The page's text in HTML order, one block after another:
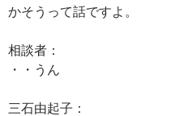
かそうって話ですよ。
相談者：
・・うん
三石由起子：